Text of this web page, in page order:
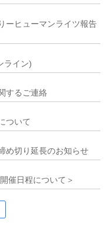
ーヒューマンライツ報告
ライン)
するご連絡
ついて
め切り延長のお知らせ
催日程について＞